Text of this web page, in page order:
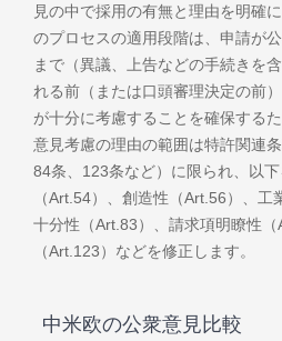
見の中で採用の有無と理由を明確
のプロセスの適用段階は、申請が
まで（異議、上告などの手続きを
れる前（または口頭審理決定の前
が十分に考慮することを確保する
意見考慮の理由の範囲は特許関連
84条、123条など）に限られ、以
（Art.54）、創造性（Art.56）、
十分性（Art.83）、請求項明瞭性
（Art.123）などを修正します。
中米欧の公衆意見比較